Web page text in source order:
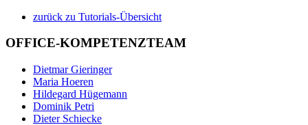
zurück zu Tutorials-Übersicht
OFFICE-KOMPETENZTEAM
Dietmar Gieringer
Maria Hoeren
Hildegard Hügemann
Dominik Petri
Dieter Schiecke